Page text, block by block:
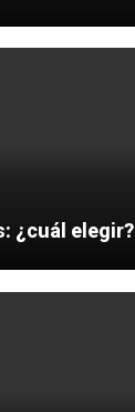
¿cuál elegir?